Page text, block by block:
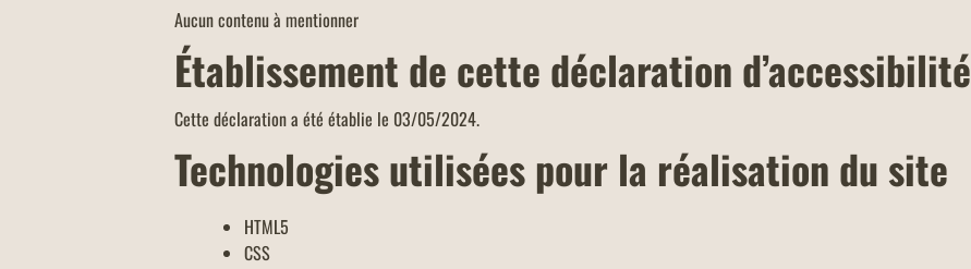
Aucun contenu à mentionner
Établissement de cette déclaration d’accessibilité
Cette déclaration a été établie le 03/05/2024.
Technologies utilisées pour la réalisation du site
HTML5
CSS